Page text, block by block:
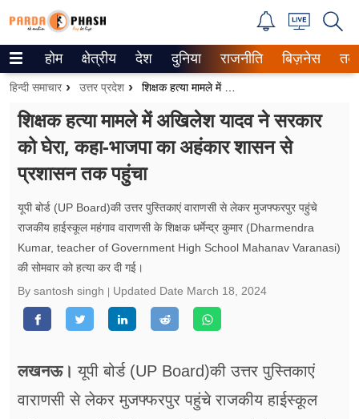
Trending on Google News
ePaper
वेब स्टोरीज
उत्तर प्रदेश
गैलरी
वीडियो
रिलेशनशिप
जीवन मंत्रा
फूड
सेहत
होम क्षेत्रीय देश दुनिया राजनीति बिज़नेस
हिन्दी समाचार उत्तर प्रदेश
शिक्षक हत्या मामले में अखिलेश यादव ने सरकार
को घेरा, कहा-भाजपा का अहंकार शासन से
प्रशासन तक पहुंचा
यूपी बोर्ड (UP Board)की उत्तर पुस्तिकाएं वाराणसी से लेकर मुजफ्फरपुर पहुंचे
राजकीय हाईस्कूल महंगाव वाराणसी के शिक्षक धर्मेन्द्र कुमार (Dharmendra
Kumar, teacher of Government High School Mahanav Varanasi)
की सोमवार को हत्या कर दी गई।
By santosh singh
Updated Date March 18, 2024
लखनऊ। यूपी बोर्ड (UP Board)की उत्तर पुस्तिकाएं
वाराणसी से लेकर मुजफ्फरपुर पहुंचे राजकीय हाईस्कूल